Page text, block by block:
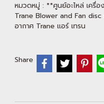
หมวดหมู่ : **ศูนย์อะไหล่ เครื่อ
Trane Blower and Fan
อากาศ Trane แอร์ เทรน
Share